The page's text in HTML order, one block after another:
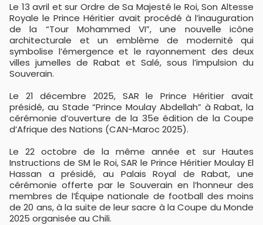
Le 13 avril et sur Ordre de Sa Majesté le Roi, Son Altesse
Royale le Prince Héritier avait procédé à l’inauguration
de la “Tour Mohammed VI”, une nouvelle icône
architecturale et un emblème de modernité qui
symbolise l’émergence et le rayonnement des deux
villes jumelles de Rabat et Salé, sous l’impulsion du
Souverain.
Le 21 décembre 2025, SAR le Prince Héritier avait
présidé, au Stade “Prince Moulay Abdellah” à Rabat, la
cérémonie d’ouverture de la 35e édition de la Coupe
d’Afrique des Nations (CAN-Maroc 2025).
Le 22 octobre de la même année et sur Hautes
Instructions de SM le Roi, SAR le Prince Héritier Moulay El
Hassan a présidé, au Palais Royal de Rabat, une
cérémonie offerte par le Souverain en l’honneur des
membres de l’Équipe nationale de football des moins
de 20 ans, à la suite de leur sacre à la Coupe du Monde
2025 organisée au Chili.